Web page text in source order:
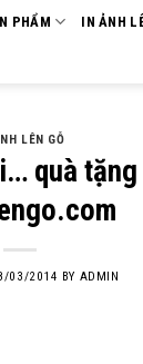
PHẨM IN ẢNH
LÊN GỖ
quà
03/2014 BY ADMIN